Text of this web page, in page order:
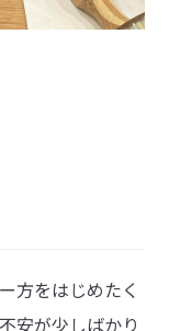
方をはじめたく
安が少しばかり